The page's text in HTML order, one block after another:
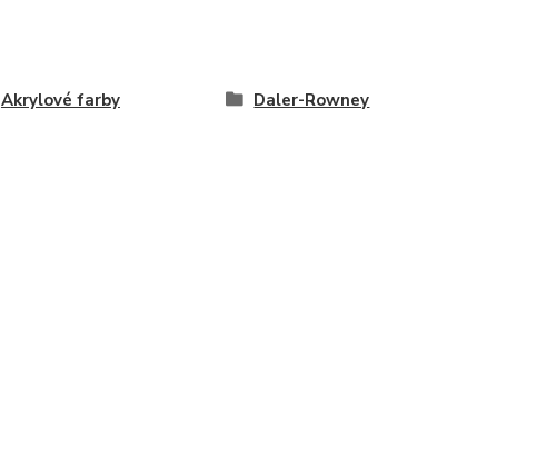
Akrylové farby
Daler-Rowney